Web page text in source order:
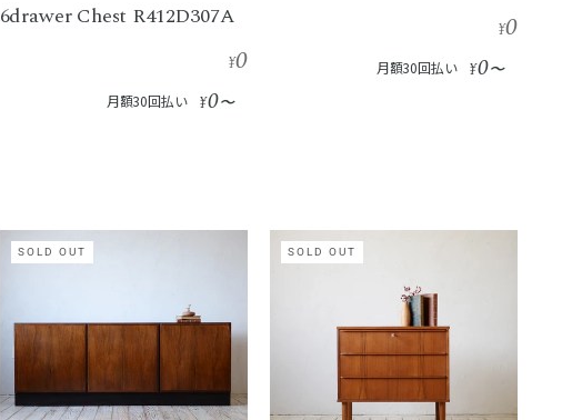
6drawer Chest R412D307A
¥0
月額30回払い ¥0〜
¥0
月額30回払い ¥0〜
SOLD OUT SOLD OUT